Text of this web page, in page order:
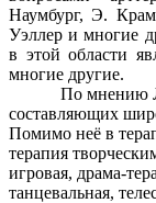
Наумбург, Э.
Уэллер и многие
в этой области
многие другие.
По мнению
составляющих
Помимо неё в
терапия
игровая, драма-
танцевальная,